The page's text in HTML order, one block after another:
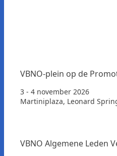
VBNO-plein op de
3 - 4 november 2026
Martiniplaza, Leonard
VBNO Algemene Leden